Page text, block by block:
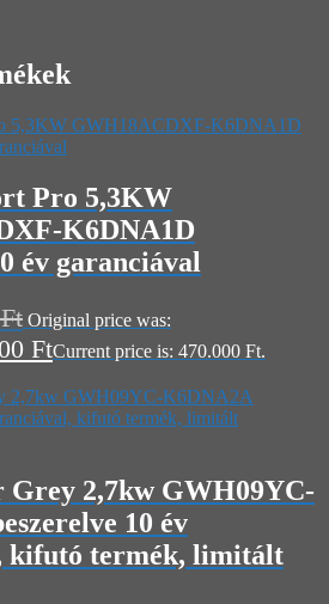
Pro 5,3KW
K6DNA1D
év garanciával
Ft Original price was:
FtCurrent price is: 470.000 Ft.
Grey 2,7kw GWH09YC-
10 év
kifutó termék, limitált